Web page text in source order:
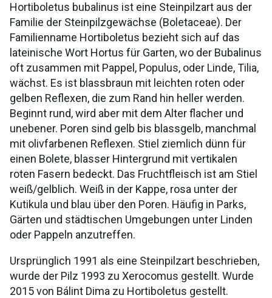
Hortiboletus bubalinus ist eine Steinpilzart aus der
Familie der Steinpilzgewächse (Boletaceae). Der
Familienname Hortiboletus bezieht sich auf das
lateinische Wort Hortus für Garten, wo der Bubalinus
oft zusammen mit Pappel, Populus, oder Linde, Tilia,
wächst. Es ist blassbraun mit leichten roten oder
gelben Reflexen, die zum Rand hin heller werden.
Beginnt rund, wird aber mit dem Alter flacher und
unebener. Poren sind gelb bis blassgelb, manchmal
mit olivfarbenen Reflexen. Stiel ziemlich dünn für
einen Bolete, blasser Hintergrund mit vertikalen
roten Fasern bedeckt. Das Fruchtfleisch ist am Stiel
weiß/gelblich. Weiß in der Kappe, rosa unter der
Kutikula und blau über den Poren. Häufig in Parks,
Gärten und städtischen Umgebungen unter Linden
oder Pappeln anzutreffen.
Ursprünglich 1991 als eine Steinpilzart beschrieben,
wurde der Pilz 1993 zu Xerocomus gestellt. Wurde
2015 von Bálint Dima zu Hortiboletus gestellt.